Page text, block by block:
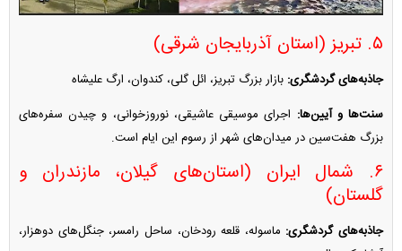
۵. تبریز (استان آذربایجان شرقی)
جاذبه‌های گردشگری: بازار بزرگ تبریز، ائل گلی، کندوان، ارگ علیشاه
سنت‌ها و آیین‌ها: اجرای موسیقی عاشیقی، نوروزخوانی، و چیدن سفره‌های
بزرگ هفت‌سین در میدان‌های شهر از رسوم این ایام است.
۶. شمال ایران (استان‌های گیلان، مازندران و
گلستان)
جاذبه‌های گردشگری: ماسوله، قلعه رودخان، ساحل رامسر، جنگل‌های دوهزار،